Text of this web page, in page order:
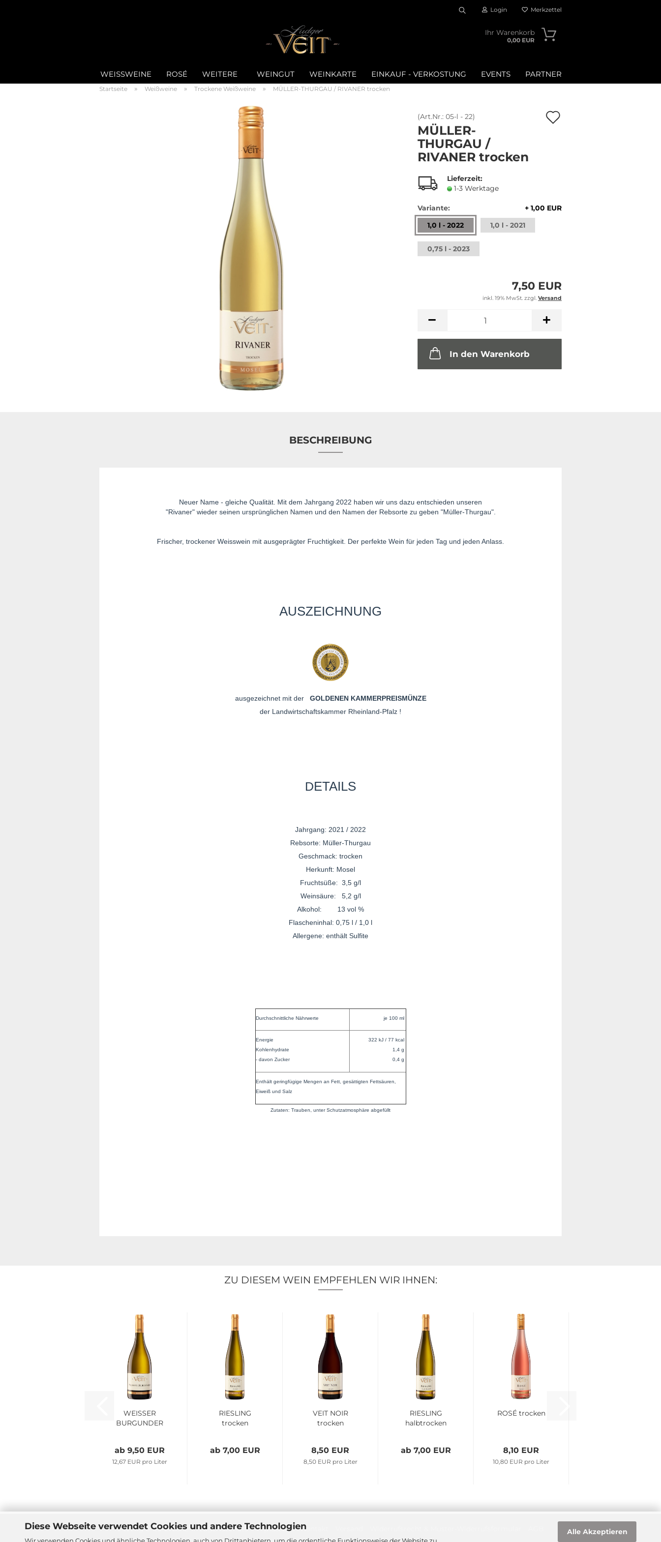
Diese Webseite verwendet Cookies und andere Technologien Alle Akzeptieren
Suche...
Login
Passwort
Konto erstellen
Passwort vergessen?
Merkzettel
Ihr Warenkorb
0,00 EUR
WEISSWEINE ROSÉ WEINGUT WEINKARTE EINKAUF - VERKOSTUNG EVENTS PARTNER
WEITERE
Startseite » Weißweine » Trockene Weißweine » MÜLLER-THURGAU / RIVANER trocken
(Art.Nr.: 05-l - 22)
MÜLLER-
THURGAU /
RIVANER trocken
Lieferzeit:
1-3 Werktage
Variante:
+ 1,00 EUR
1,0 l - 2022
1,0 l - 2021
0,75 l - 2023
7,50 EUR
inkl. 19% MwSt. zzgl. Versand
In den Warenkorb
BESCHREIBUNG
Neuer Name - gleiche Qualität. Mit dem Jahrgang 2022 haben wir uns dazu entschieden unseren
"Rivaner" wieder seinen ursprünglichen Namen und den Namen der Rebsorte zu geben "Müller-Thurgau".
Frischer, trockener Weisswein mit ausgeprägter Fruchtigkeit. Der perfekte Wein für jeden Tag und jeden Anlass.
AUSZEICHNUNG
ausgezeichnet mit der GOLDENEN KAMMERPREISMÜNZE
der Landwirtschaftskammer Rheinland-Pfalz !
DETAILS
Jahrgang: 2021 / 2022
Rebsorte: Müller-Thurgau
Geschmack: trocken
Herkunft: Mosel
Fruchtsüße: 3,5 g/l
Weinsäure: 5,2 g/l
Alkohol: 13 vol %
Flascheninhal: 0,75 l / 1,0 l
Allergene: enthält Sulfite
Durchschnittliche Nährwerte je 100 ml
Energie
Kohlenhydrate
- davon Zucker
322 kJ / 77 kcal
1,4 g
0,4 g
Enthält geringfügige Mengen an Fett, gesättigten Fettsäuren,
Eiweiß und Salz
Zutaten: Trauben, unter Schutzatmosphäre abgefüllt
ZU DIESEM WEIN EMPFEHLEN WIR IHNEN:
WEISSER
BURGUNDER
ab 9,50 EUR
12,67 EUR pro Liter
RIESLING
trocken
ab 7,00 EUR
VEIT NOIR
trocken
8,50 EUR
8,50 EUR pro Liter
RIESLING
halbtrocken
ab 7,00 EUR
ROSÉ trocken
8,10 EUR
10,80 EUR pro Liter
Sitzung unterbrochen Jugendschutz Impressum Kontakt